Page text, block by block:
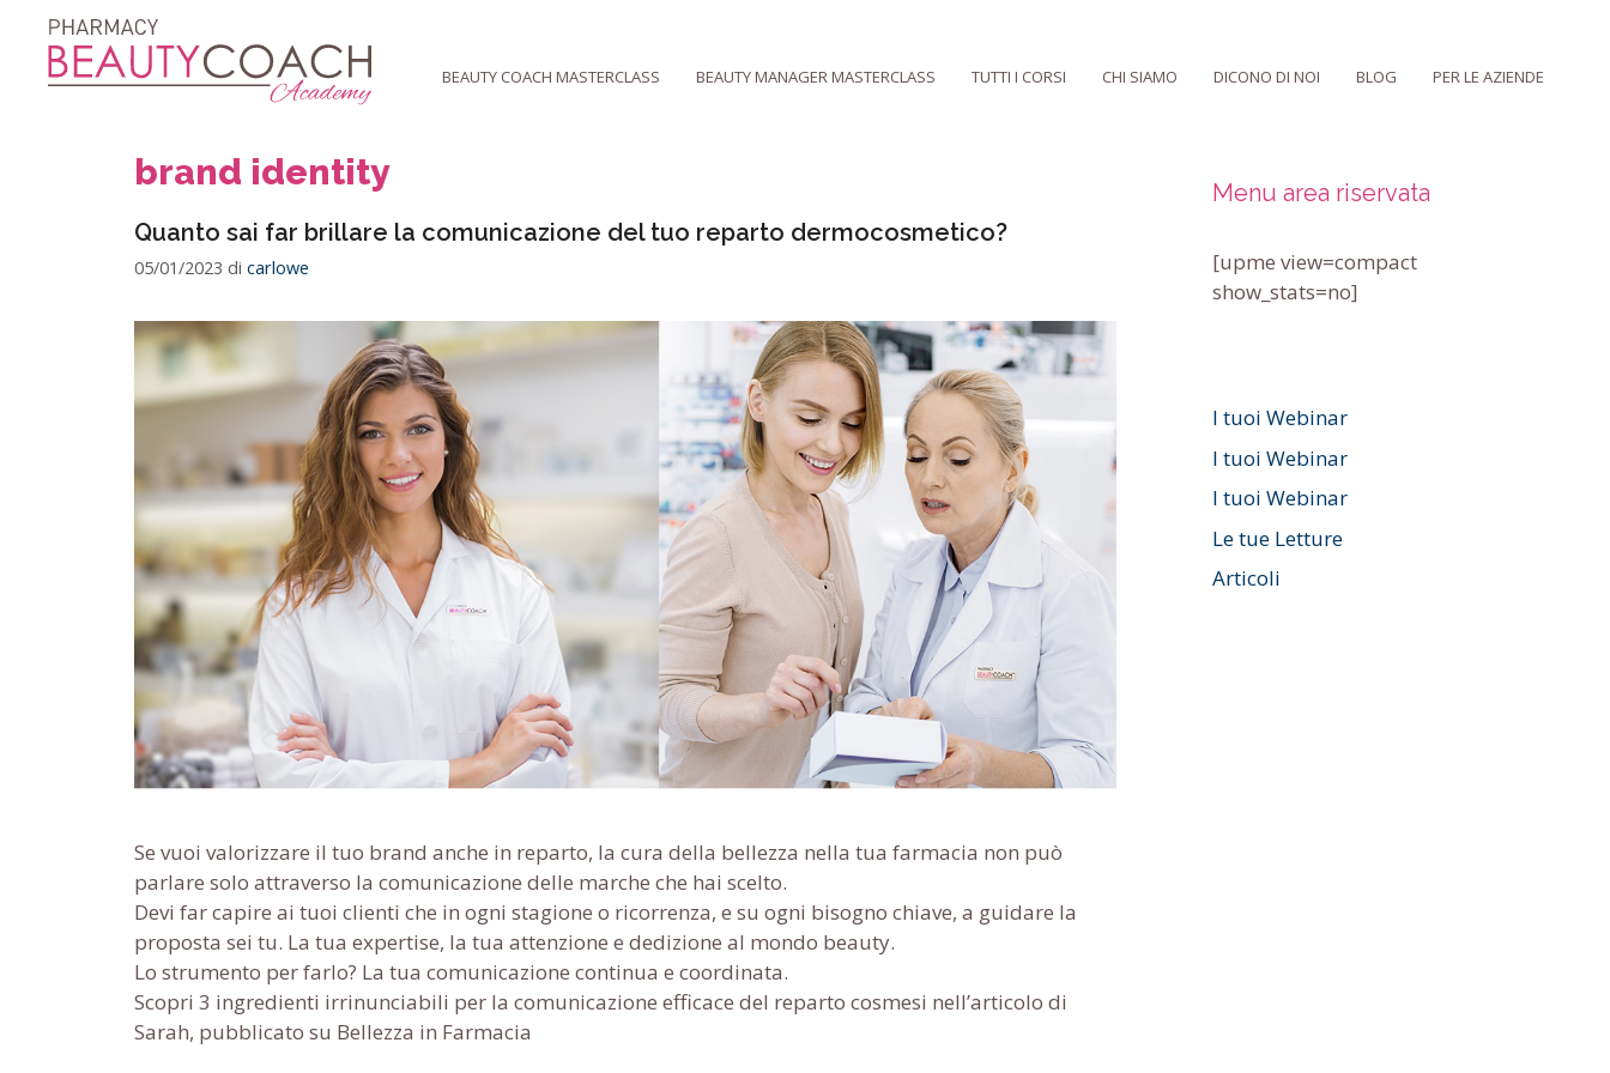
contenuto
BEAUTY COACH MASTERCLASS BEAUTY MANAGER MASTERCLASS TUTTI I CORSI CHI SIAMO DICONO DI NOI BLOG PER LE AZIENDE
brand identity
Quanto sai far brillare la comunicazione del tuo reparto dermocosmetico?
05/01/2023 di carlowe
Se vuoi valorizzare il tuo brand anche in reparto, la cura della bellezza nella tua farmacia non può
parlare solo attraverso la comunicazione delle marche che hai scelto.
Devi far capire ai tuoi clienti che in ogni stagione o ricorrenza, e su ogni bisogno chiave, a guidare la
proposta sei tu. La tua expertise, la tua attenzione e dedizione al mondo beauty.
Lo strumento per farlo? La tua comunicazione continua e coordinata.
Scopri 3 ingredienti irrinunciabili per la comunicazione efficace del reparto cosmesi nell’articolo di
Sarah, pubblicato su Bellezza in Farmacia
Menu area riservata
[upme view=compact
show_stats=no]
I tuoi Webinar
I tuoi Webinar
I tuoi Webinar
Le tue Letture
Articoli